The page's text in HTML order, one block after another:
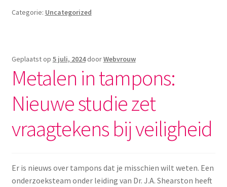
Categorie: Uncategorized
Geplaatst op 5 juli, 2024 doorWebvrouw
Metalen in tampons:
Nieuwe studie zet
vraagtekens bij veiligheid
Er is nieuws over tampons dat je misschien wilt weten. Een
onderzoeksteam onder leiding van Dr. J.A. Shearston heeft